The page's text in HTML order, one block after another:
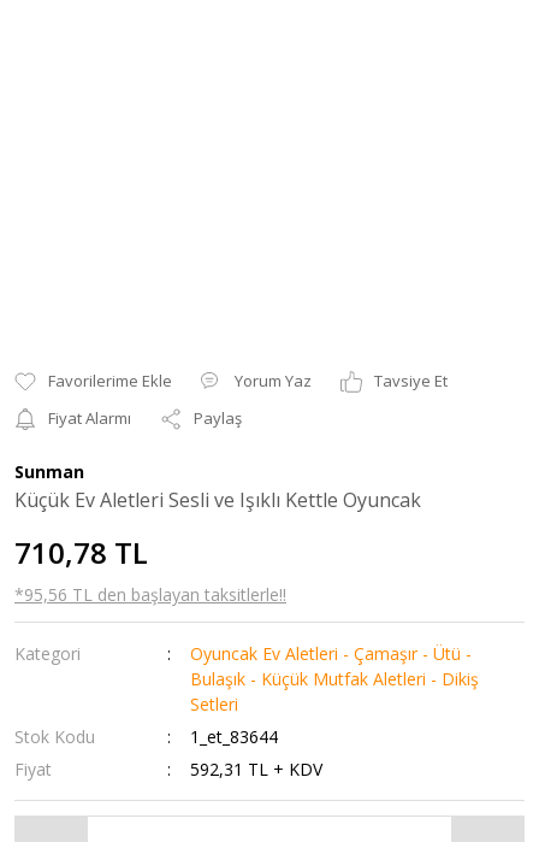
Yorum Yaz
Tavsiye Et
Fiyat Alarmı
Paylaş
Sunman
Küçük Ev Aletleri Sesli ve Işıklı Kettle Oyuncak
710,78 TL
*95,56 TL den başlayan taksitlerle!!
Kategori
Oyuncak Ev Aletleri - Çamaşır - Ütü -
Bulaşık - Küçük Mutfak Aletleri - Dikiş
Setleri
Stok Kodu
1_et_83644
Fiyat
592,31 TL + KDV